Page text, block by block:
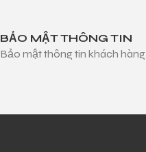
BẢO MẬT THÔNG TIN
Bảo mật thông tin khách hàng